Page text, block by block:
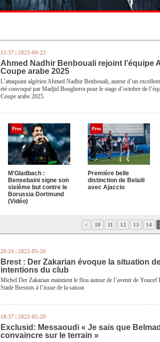
15:37 | 2025-09-22
Ahmed Nadhir Benbouali rejoint l’équipe
Coupe arabe 2025
L’attaquant algérien Ahmed Nadhir Benbouali, auteur d’un
été convoqué par Madjid Bougherra pour le stage d’octobre de
Coupe arabe 2025.
Pros
M'Gladbach :
Bensebaini signe son
sixième but contre le
Borussia Dortmund
(Vidéo)
Pros
Première belle
distinction de Belaili
avec Ajaccio
< 10 11 12 13 14
20:24 | 2022-05-20
Brest : Der Zakarian évoque la situation
intentions du club
Michel Der Zakarian maintient le flou autour de l’avenir de Youcef
Stade Brestois à l’issue de la saison
18:37 | 2022-05-20
Exclusid: Messaoudi « Je sais que
convaincre sur le terrain »